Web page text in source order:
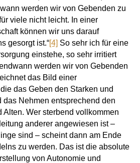
werden wir von Gebenden zu
viele nicht leicht. In einer
können wir uns darauf
gesorgt ist.“[4] So sehr ich für eine
einstehe, so sehr irritiert
werden wir von Gebenden
das Bild einer
das Geben den Starken und
das Nehmen entsprechend den
Alten. Wer sterbend vollkommen
anderer angewiesen ist –
sind – scheint dann am Ende
zu werden. Das ist die absolute
von Autonomie und